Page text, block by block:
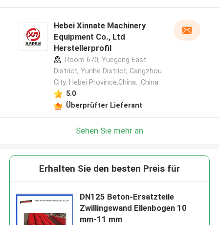
Hebei Xinnate Machinery
Equipment Co., Ltd
Herstellerprofil
Room 670, Yuegang East
District, Yunhe District, Cangzhou
City, Hebei Province,China. ,China
5.0
Überprüfter Lieferant
Sehen Sie mehr an
Erhalten Sie den besten Preis für
DN125 Beton-Ersatzteile
Zwillingswand Ellenbogen 10
mm-11 mm